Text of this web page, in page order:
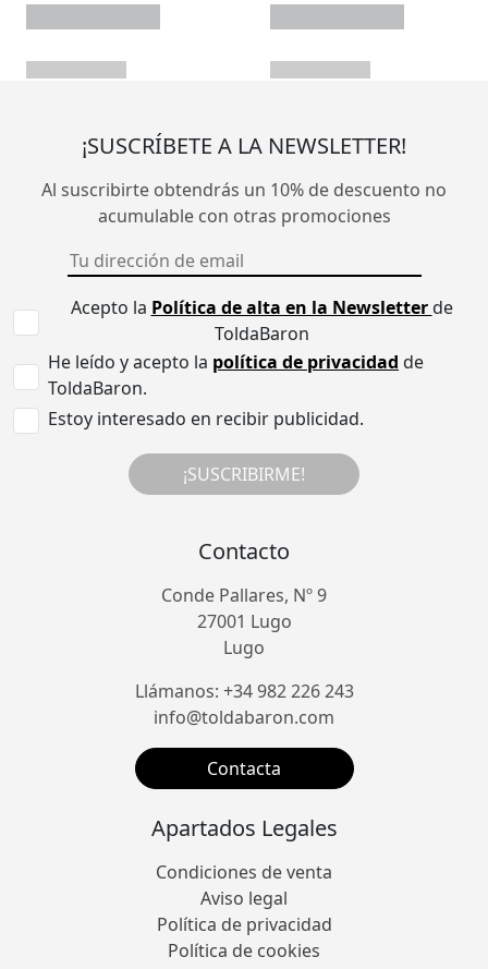
¡SUSCRÍBETE A LA NEWSLETTER!
Al suscribirte obtendrás un 10% de descuento no
acumulable con otras promociones
Acepto la Política de alta en la Newsletterde
ToldaBaron
He leído y acepto la política de privacidad de
ToldaBaron.
Estoy interesado en recibir publicidad.
¡SUSCRIBIRME!
Contacto
Conde Pallares, Nº 9
27001 Lugo
Lugo
Llámanos: +34 982 226 243
info@toldabaron.com
Contacta
Apartados Legales
Condiciones de venta
Aviso legal
Política de privacidad
Política de cookies